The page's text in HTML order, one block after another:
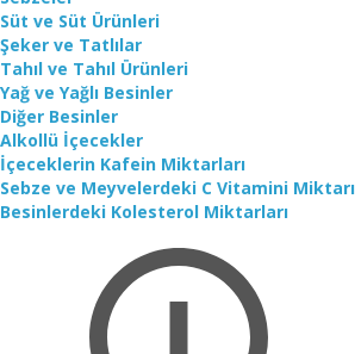
Süt ve Süt Ürünleri
Şeker ve Tatlılar
Tahıl ve Tahıl Ürünleri
Yağ ve Yağlı Besinler
Diğer Besinler
Alkollü İçecekler
İçeceklerin Kafein Miktarları
Sebze ve Meyvelerdeki C Vitamini Miktarı
Besinlerdeki Kolesterol Miktarları